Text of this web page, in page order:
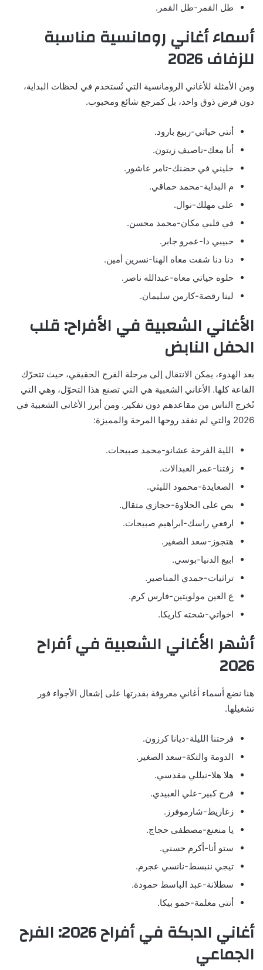
طل القمر-طل القمر.
أسماء أغاني رومانسية مناسبة
للزفاف 2026
ومن الأمثلة للأغاني الرومانسية التي تُستخدم في لحظات البداية،
دون فرض ذوق واحد، بل كمرجع شائع ومحبوب.
أنتي حياتي-ربيع بارود.
أنا معك-ناصيف زيتون.
خليني في حضنك-تامر عاشور.
م البداية-محمد حماقي.
على مهلك-نوال.
في قلبي مكان-محمد محسن.
حبيبي دا-عمرو جابر.
دنا دنا شفت معاه الهنا-نسرين أمين.
حلوه حياتي معاه-عبدالله ناصر.
لينا رقصة-كارمن سليمان.
الأغاني الشعبية في الأفراح: قلب
الحفل النابض
بعد الهدوء، يمكن الانتقال إلى مرحلة الفرح الحقيقي، حيث تتحرّك
القاعة كلها. الأغاني الشعبية هي التي تصنع هذا التحوّل، وهي التي
تُخرج الناس من مقاعدهم دون تفكير. ومن أبرز الأغاني الشعبية في
2026 والتي لم تفقد روحها المرحة والمميزة:
اللية الفرحة عشانو-محمد صبيحات.
زفتنا-عمر العبدالات.
الصعايدة-محمود الليثي.
بص على الحلاوة-حجازي متقال.
ارفعي راسك-ابراهيم صبيحات.
هتجوز-سعد الصغير.
ابيع الدنيا-بوسي.
تراثيات-حمدي المناصير.
ع العين مولويتين-فارس كرم.
اخواتي-شحته كاريكا.
أشهر الأغاني الشعبية في أفراح
2026
هنا نضع أسماء أغاني معروفة بقدرتها على إشعال الأجواء فور
تشغيلها.
فرحتنا الليلة-ديانا كرزون.
الدومة والتكة-سعد الصغير.
هلا هلا-نيللي مقدسي.
فرح كبير-علي العبيدي.
زغاريط-شارموفرز.
يا منعنع-مصطفى حجاج.
ستو أنا-أكرم حسني.
تيجي ننبسط-نانسي عجرم.
سطلانة-عبد الباسط حمودة.
أنتي معلمة-حمو بيكا.
أغاني الدبكة في أفراح 2026: الفرح
الجماعي